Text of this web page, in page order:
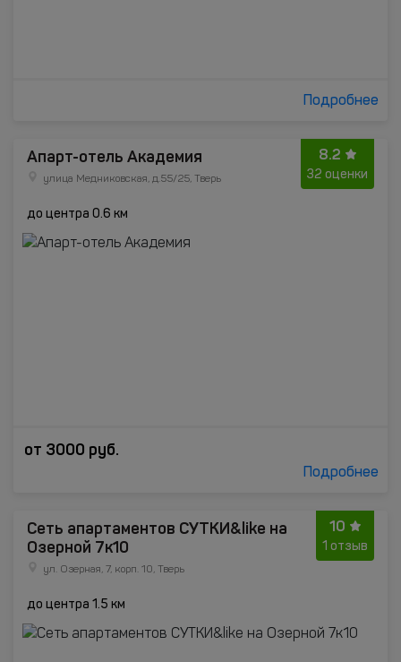
Подробнее
8.2
32 оценки
Апарт-отель Академия
улица Медниковская, д.55/25, Тверь
до центра 0.6 км
от 3000 руб.
Подробнее
10
1 отзыв
Сеть апартаментов СУТКИ&like на
Озерной 7к10
ул. Озерная, 7, корп. 10, Тверь
до центра 1.5 км